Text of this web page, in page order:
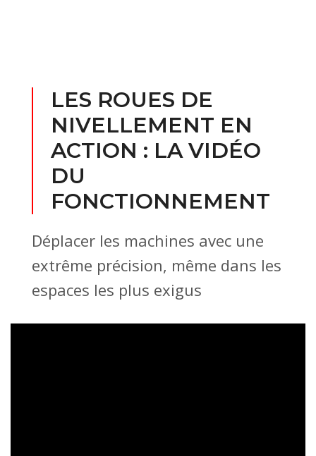
LES ROUES DE
NIVELLEMENT EN
ACTION : LA VIDÉO
DU
FONCTIONNEMENT
Déplacer les machines avec une
extrême précision, même dans les
espaces les plus exigus